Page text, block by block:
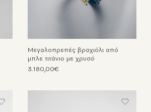
Μεγαλοπρεπές βραχιόλι από
μπλε τιτάνιο με χρυσό
3.180,00€